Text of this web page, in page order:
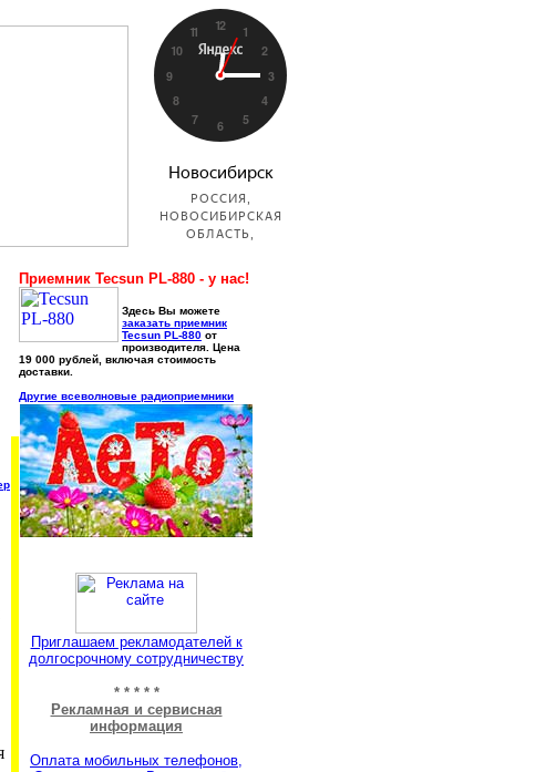
Приемник Tecsun PL-880 - у нас!
Здесь Вы можете
заказать приемник
Tecsun PL-880 от
производителя. Цена
19 000 рублей, включая стоимость
доставки.
Другие всеволновые радиоприемники
Приглашаем рекламодателей к
долгосрочному сотрудничеству
* * * * *
Рекламная и сервисная
информация
Оплата мобильных телефонов,